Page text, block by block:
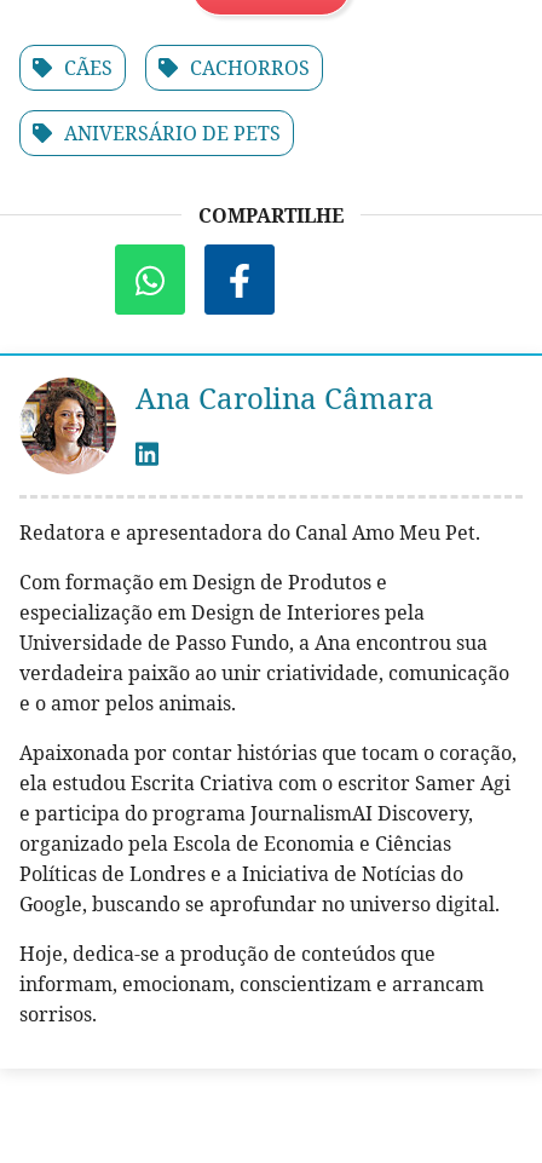
CÃES CACHORROS
ANIVERSÁRIO DE PETS
COMPARTILHE
Ana Carolina Câmara
Redatora e apresentadora do Canal Amo Meu Pet.
Com formação em Design de Produtos e
especialização em Design de Interiores pela
Universidade de Passo Fundo, a Ana encontrou sua
verdadeira paixão ao unir criatividade, comunicação
e o amor pelos animais.
Apaixonada por contar histórias que tocam o coração,
ela estudou Escrita Criativa com o escritor Samer Agi
e participa do programa JournalismAI Discovery,
organizado pela Escola de Economia e Ciências
Políticas de Londres e a Iniciativa de Notícias do
Google, buscando se aprofundar no universo digital.
Hoje, dedica-se a produção de conteúdos que
informam, emocionam, conscientizam e arrancam
sorrisos.